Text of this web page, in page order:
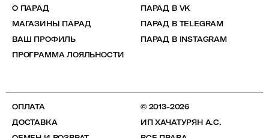
О ПАРАД
МАГАЗИНЫ ПАРАД
ВАШ ПРОФИЛЬ
ПРОГРАММА ЛОЯЛЬНОСТИ
ПАРАД В VK
ПАРАД В TELEGRAM
ПАРАД В INSTAGRAM
ОПЛАТА
ДОСТАВКА
© 2013-2026
ИП ХАЧАТУРЯН А.С.